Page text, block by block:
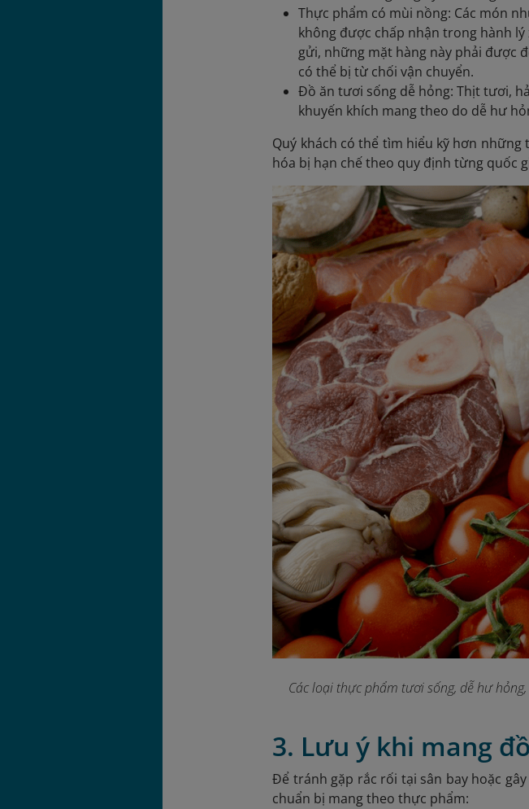
Thực phẩm có mùi nồng: Các món
không được chấp nhận trong hành lý
gửi, những mặt hàng này phải được
có thể bị từ chối vận chuyển.
Đồ ăn tươi sống dễ hỏng: Thịt tươi,
khuyến khích mang theo do dễ hư
Quý khách có thể tìm hiểu kỹ hơn
hóa bị hạn chế theo quy định từng quốc
Các loại thực phẩm tươi sống, dễ hư
3. Lưu ý khi mang
Để tránh gặp rắc rối tại sân bay hoặc
chuẩn bị mang theo thực phẩm: